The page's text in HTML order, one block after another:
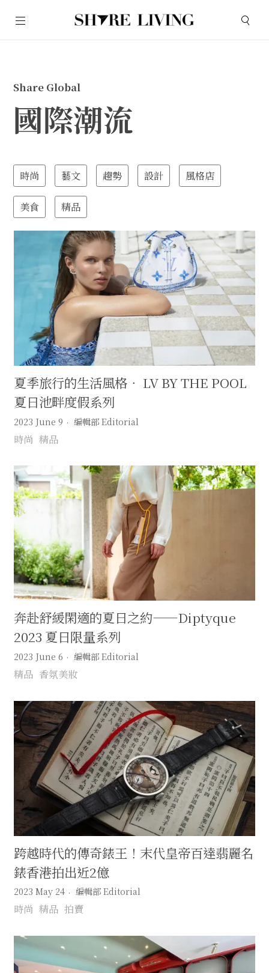
Share Global
國際潮流
時尚 藝文 趨勢 設計 風格店
美食 精品
夏季旅行的生活風格． LV BY THE POOL
夏日池畔度假系列
2023 June 9 編輯部 Editorial
時尚 精品
奔赴舒緩閑適的夏日之約——Diptyque
2023 夏日限量系列
2023 June 6 編輯部 Editorial
精品 香氛美妝
跨越時代的傳奇錶王！末代皇帝百達翡麗名
錶香港拍出近2億
2023 May 24 編輯部 Editorial
時尚 精品 拍賣